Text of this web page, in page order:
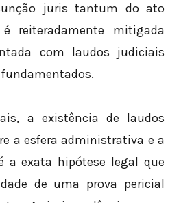
juris tantum do ato
reiteradamente mitigada
com laudos judiciais
a existência de laudos
a esfera administrativa e a
a exata hipótese legal que
de uma prova pericial